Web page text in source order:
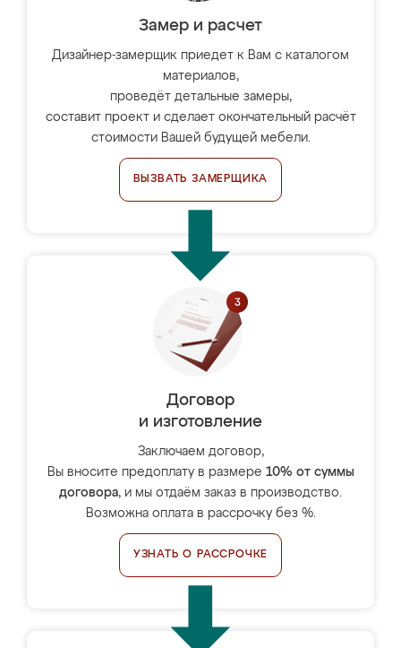
Замер и расчет
Дизайнер-замерщик приедет к Вам с каталогом
материалов,
проведёт детальные замеры,
составит проект и сделает окончательный расчёт
стоимости Вашей будущей мебели.
ВЫЗВАТЬ ЗАМЕРЩИКА
Договор
и изготовление
Заключаем договор,
Вы вносите предоплату в размере 10% от суммы
договора, и мы отдаём заказ в производство.
Возможна оплата в рассрочку без %.
УЗНАТЬ О РАССРОЧКЕ